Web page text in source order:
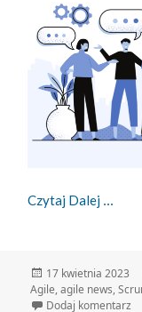
Czytaj Dalej
Data
publikacji
17 kwietnia 2023
Agile,agile news,
Dodaj komentarz